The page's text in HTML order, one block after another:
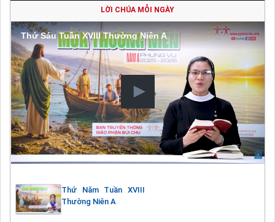
LỜI CHÚA MỖI NGÀY
Thứ Sáu Tuần XVIII Thường Niên A
Thứ Năm Tuần XVIII
Thường Niên A